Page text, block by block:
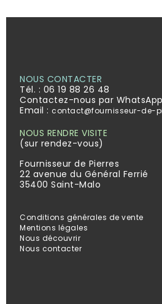
NOUS CONTACTER
Tél. : 06 19 88 26 48
Contactez-nous par WhatsApp
Email : contact@fournisseur-de-
NOUS RENDRE VISITE
(sur rendez-vous)
Fournisseur de Pierres
22 avenue du Général Ferrié
35400 Saint-Malo
Conditions générales de vente
Mentions légales
Nous découvrir
Nous contacter